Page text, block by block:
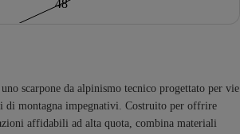
48
scarpone da alpinismo tecnico progettato per vie
di montagna impegnativi. Costruito per offrire
affidabili ad alta quota, combina materiali